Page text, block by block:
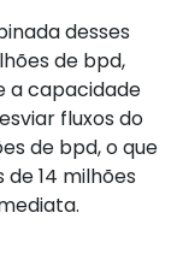
desses
de bpd,
a capacidade
fluxos do
de bpd, o que
14 milhões